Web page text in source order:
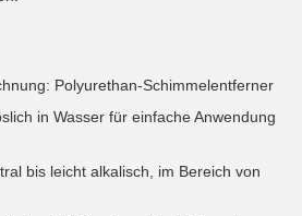
Polyurethan-Schimmelentferner
in Wasser für einfache Anwendung
bis leicht alkalisch, im Bereich von